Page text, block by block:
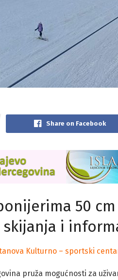
Share on Facebook
50
skijanja i
Kulturno – sportski
pruža mogućnosti za